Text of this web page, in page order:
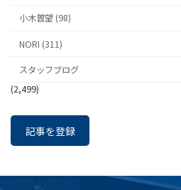
小木曽望 (98)
NORI (311)
スタッフブログ
(2,499)
記事を登録